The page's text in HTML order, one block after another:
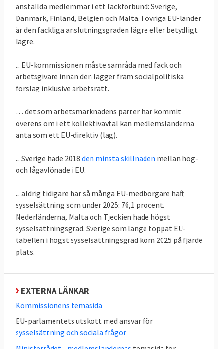
påverkar arbetsmarknaderna i
medlemsländerna. Den rör lika lön, lika
behandling, social trygghet och etnisk
diskriminering.
Sedan finns det ett antal rättsakter som
huvudsakligen reglerar helt andra frågor
men som kan ha en viss betydelse för
bolagsrättsliga direktiv eller direktiv som
reglerar insiderinformation.
2. Vad är den sociala pelaren?
Det är en samling principer och punkter där
några kan bli EU-lag.
EU:s sociala pelareär riktlinjer som syftar till
att förbättra arbetsvillkoren och stärka EU-
medborgarnas sociala rättigheter. Den
EU:s kompetens, regleras i
Lissabonfördraget.
EU:s stats- och regeringschefer enades om
de 20 principerna på det
anställda medlemmar i ett fackförbund: Sverige,
Danmark, Finland, Belgien och Malta. I övriga EU-länder
är den fackliga anslutningsgraden lägre eller betydligt
lägre.
... EU-kommissionen måste samråda med fack och
arbetsgivare innan den lägger fram socialpolitiska
förslag inklusive arbetsrätt.
… det som arbetsmarknadens parter har kommit
överens om i ett kollektivavtal kan medlemsländerna
anta som ett EU-direktiv (lag).
... Sverige hade 2018 den minsta skillnaden mellan hög-
och lågavlönade i EU.
... aldrig tidigare har så många EU-medborgare haft
sysselsättning som under 2025: 76,1 procent.
Nederländerna, Malta och Tjeckien hade högst
sysselsättningsgrad. Sverige som länge toppat EU-
tabellen i högst sysselsättningsgrad kom 2025 på fjärde
plats.
EXTERNA LÄNKAR
Kommissionens temasida
EU-parlamentets utskott med ansvar för
sysselsättning och sociala frågor